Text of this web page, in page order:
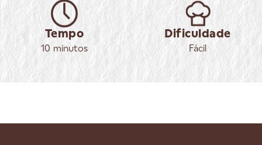
Tempo
10 minutos
Dificuldade
Fácil